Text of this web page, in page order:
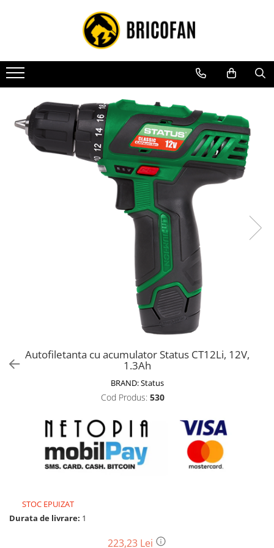
Toate Produsele
Vehicule electrice
Atv
Cu permis
Fără permis
Masini electrice
Motocross
Piese de schimb vehicule electrice
Motoburghie si accesorii
Drujbe pe benzina
Drujbe cu acumulator
Consumabile drujbe, fierastraie
Unelte electrice busteni
Mori cereale si batoze porumb
Batoze - mori desfacat porumb
Autofiletanta cu acumulator Status CT12Li, 12V,
1.3Ah
BRAND:Status
Cod Produs: 530
STOC EPUIZAT
Durata de livrare: 1
223,23 Lei